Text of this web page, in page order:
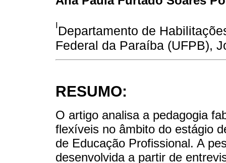
IDepartamento de
Federal da Paraíba (UFPB),
RESUMO:
O artigo analisa a pedagogia
flexíveis no âmbito do estágio
de Educação Profissional. A
desenvolvida a partir de